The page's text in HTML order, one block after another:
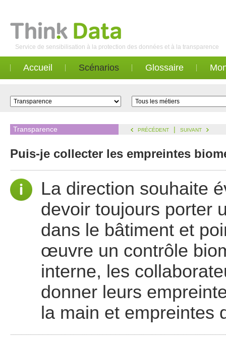
Service de sensibilisation à la protection des données et à la transparence
Accueil Scénarios Glossaire
Transparence PRÉCÉDENT | SUIVANT
Puis-je collecter les empreintes
La direction souhaite
devoir toujours porter
dans le bâtiment et
œuvre un contrôle
interne, les
donner leurs
la main et empreintes